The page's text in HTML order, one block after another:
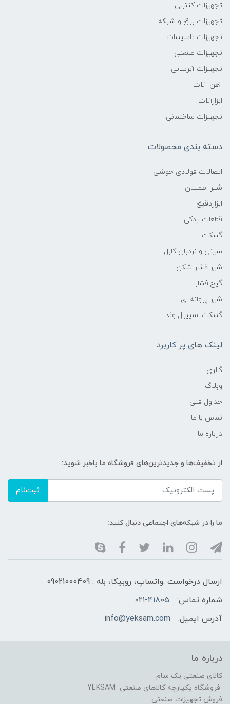
تجهیزات کنترلی
تجهیزات برق و شبکه
تجهیزات تاسیسات
تجهیزات صنعتی
تجهیزات آبرسانی
آهن آلات
ابزارآلات
تجهیزات ساختمانی
دسته بندی محصولات
اتصالات فولادی جوشی
شیر اطمینان
ابزاردقیق
قطعات یدکی
گسکت
سینی و نردبان کابل
شیر فشار شکن
گیج فشار
شیر پروانه ای
گسکت اسپیرال وند
لینک های پر کاربرد
گالری
وبلاگ
جداول فنی
تماس با ما
درباره ما
از تخفیف‌ها و جدیدترین‌های فروشگاه ما باخبر شوید:
ثبت‌نام
ما را در شبکه‌های اجتماعی دنبال کنید:
ارسال درخواست :واتساپ، روبیکا، بله : 09021000409
شماره تماس:
۰۲۱-41805
آدرس ایمیل:
info@yeksam.com
درباره ما
کالای صنعتی یک سام
فروشگاه یکپارچه کالاهای صنعتی YEKSAM
فروش تجهیزات صنعتی